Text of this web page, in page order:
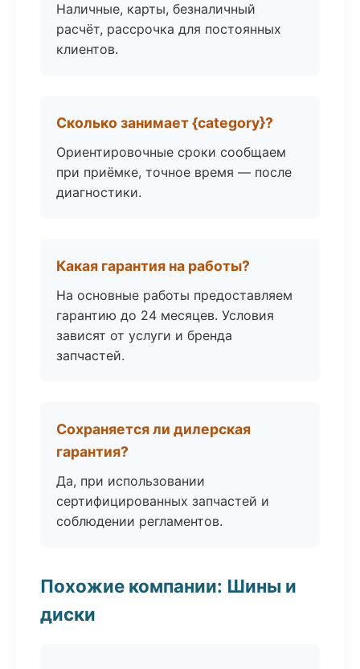
Наличные, карты, безналичный
расчёт, рассрочка для постоянных
клиентов.
Сколько занимает {category}?
Ориентировочные сроки сообщаем
при приёмке, точное время — после
диагностики.
Какая гарантия на работы?
На основные работы предоставляем
гарантию до 24 месяцев. Условия
зависят от услуги и бренда
запчастей.
Сохраняется ли дилерская
гарантия?
Да, при использовании
сертифицированных запчастей и
соблюдении регламентов.
Похожие компании: Шины и
диски